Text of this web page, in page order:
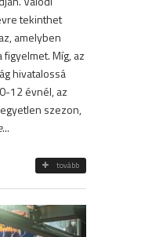
tekinthet
amelyben
Míg, az
hivatalossá
12 évnél, az
szezon,
...
tovább